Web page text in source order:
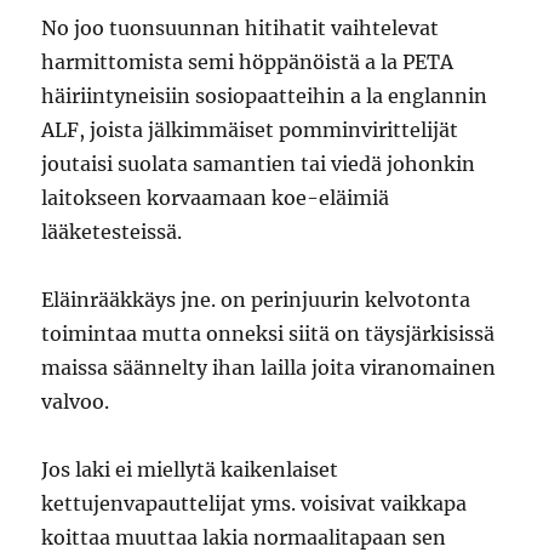
No joo tuonsuunnan hitihatit vaihtelevat
harmittomista semi höppänöistä a la PETA
häiriintyneisiin sosiopaatteihin a la englannin
ALF, joista jälkimmäiset pomminvirittelijät
joutaisi suolata samantien tai viedä johonkin
laitokseen korvaamaan koe-eläimiä
lääketesteissä.
Eläinrääkkäys jne. on perinjuurin kelvotonta
toimintaa mutta onneksi siitä on täysjärkisissä
maissa säännelty ihan lailla joita viranomainen
valvoo.
Jos laki ei miellytä kaikenlaiset
kettujenvapauttelijat yms. voisivat vaikkapa
koittaa muuttaa lakia normaalitapaan sen